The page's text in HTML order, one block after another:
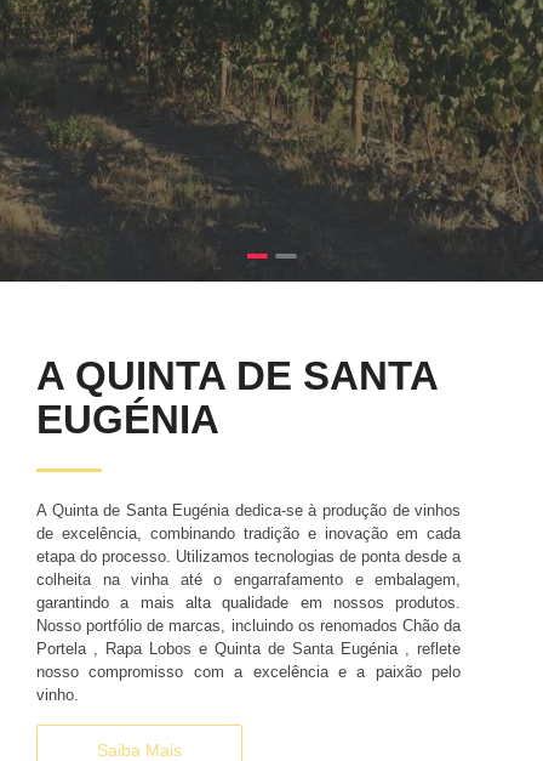
A QUINTA DE SANTA
EUGÉNIA
A Quinta de Santa Eugénia dedica-se à produção de vinhos
de excelência, combinando tradição e inovação em cada
etapa do processo. Utilizamos tecnologias de ponta desde a
colheita na vinha até o engarrafamento e embalagem,
garantindo a mais alta qualidade em nossos produtos.
Nosso portfólio de marcas, incluindo os renomados Chão da
Portela , Rapa Lobos e Quinta de Santa Eugénia , reflete
nosso compromisso com a excelência e a paixão pelo
vinho.
Saiba Mais